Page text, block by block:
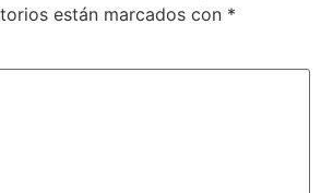
están marcados con *